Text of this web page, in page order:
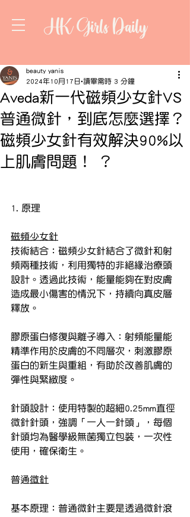
HK Girls Daily
Aveda新一代磁頻少女針VS
普通微針，到底怎麼選擇？
磁頻少女針有效解決90%以
上肌膚問題！ ？
beauty yanis
2024年10月17日 讀畢需時 3 分鐘
1. 原理
磁頻少女針
技術結合：磁頻少女針結合了微針和射
頻兩種技術，利用獨特的非絕緣治療頭
設計。透過此技術，能量能夠在對皮膚
造成最小傷害的情況下，持續向真皮層
釋放。
膠原蛋白修復與離子導入：射頻能量能
精準作用於皮膚的不同層次，刺激膠原
蛋白的新生與重組，有助於改善肌膚的
彈性與緊緻度。
針頭設計：使用特製的超細0.25mm直徑
微針針頭，強調「一人一針頭」，每個
針頭均為醫學級無菌獨立包裝，一次性
使用，確保衛生。
普通微針
基本原理：普通微針主要是透過微針滾